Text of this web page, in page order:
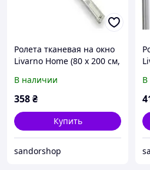
Ролета тканевая на окно
Livarno Home (80 x 200 см,
В наличии
358₴
Купить
sandorshop
В